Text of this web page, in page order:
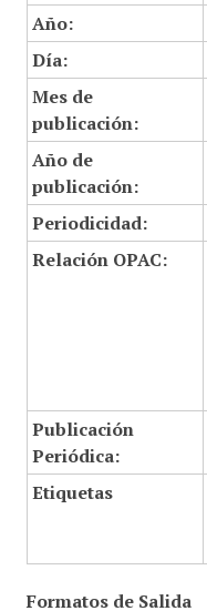
Año:
Día:
Mes de
publicación:
Año de
publicación:
Periodicidad:
Relación OPAC:
Publicación
Periódica:
Etiquetas
Formatos de Salida